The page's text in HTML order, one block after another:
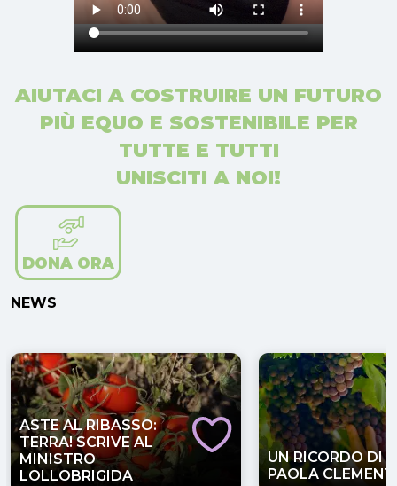
AIUTACI A COSTRUIRE UN FUTURO
PIÙ EQUO E SOSTENIBILE PER
TUTTE E TUTTI
UNISCITI A NOI!
DONA ORA
NEWS
ASTE AL RIBASSO:
TERRA! SCRIVE AL
MINISTRO
LOLLOBRIGIDA
UN RICORDO DI
PAOLA